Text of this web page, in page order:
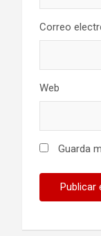
Correo
Web
Guarda